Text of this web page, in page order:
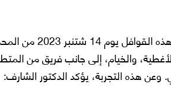
وقد انطلقت
والخيام، إلى جانب فريق من
وعن هذه التجربة، يؤكد الدكتور الشارف: